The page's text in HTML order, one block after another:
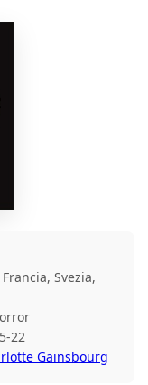
Svezia,
22
Gainsbourg